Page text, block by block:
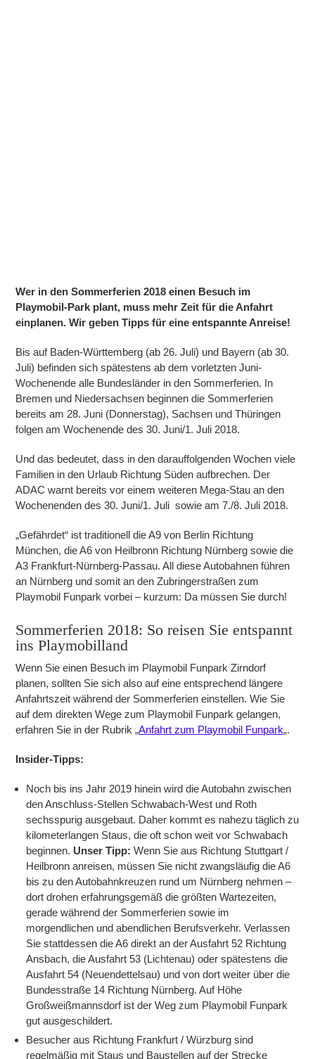
Wer in den Sommerferien 2018 einen Besuch im
Playmobil-Park plant, muss mehr Zeit für die Anfahrt
einplanen. Wir geben Tipps für eine entspannte Anreise!
Bis auf Baden-Württemberg (ab 26. Juli) und Bayern (ab 30.
Juli) befinden sich spätestens ab dem vorletzten Juni-
Wochenende alle Bundesländer in den Sommerferien. In
Bremen und Niedersachsen beginnen die Sommerferien
bereits am 28. Juni (Donnerstag), Sachsen und Thüringen
folgen am Wochenende des 30. Juni/1. Juli 2018.
Und das bedeutet, dass in den darauffolgenden Wochen viele
Familien in den Urlaub Richtung Süden aufbrechen. Der
ADAC warnt bereits vor einem weiteren Mega-Stau an den
Wochenenden des 30. Juni/1. Juli sowie am 7./8. Juli 2018.
„Gefährdet“ ist traditionell die A9 von Berlin Richtung
München, die A6 von Heilbronn Richtung Nürnberg sowie die
A3 Frankfurt-Nürnberg-Passau. All diese Autobahnen führen
an Nürnberg und somit an den Zubringerstraßen zum
Playmobil Funpark vorbei – kurzum: Da müssen Sie durch!
Sommerferien 2018: So reisen Sie entspannt
ins Playmobilland
Wenn Sie einen Besuch im Playmobil Funpark Zirndorf
planen, sollten Sie sich also auf eine entsprechend längere
Anfahrtszeit während der Sommerferien einstellen. Wie Sie
auf dem direkten Wege zum Playmobil Funpark gelangen,
erfahren Sie in der Rubrik „Anfahrt zum Playmobil Funpark„.
Insider-Tipps:
Noch bis ins Jahr 2019 hinein wird die Autobahn zwischen
den Anschluss-Stellen Schwabach-West und Roth
sechsspurig ausgebaut. Daher kommt es nahezu täglich zu
kilometerlangen Staus, die oft schon weit vor Schwabach
beginnen. Unser Tipp: Wenn Sie aus Richtung Stuttgart /
Heilbronn anreisen, müssen Sie nicht zwangsläufig die A6
bis zu den Autobahnkreuzen rund um Nürnberg nehmen –
dort drohen erfahrungsgemäß die größten Wartezeiten,
gerade während der Sommerferien sowie im
morgendlichen und abendlichen Berufsverkehr. Verlassen
Sie stattdessen die A6 direkt an der Ausfahrt 52 Richtung
Ansbach, die Ausfahrt 53 (Lichtenau) oder spätestens die
Ausfahrt 54 (Neuendettelsau) und von dort weiter über die
Bundesstraße 14 Richtung Nürnberg. Auf Höhe
Großweißmannsdorf ist der Weg zum Playmobil Funpark
gut ausgeschildert.
Besucher aus Richtung Frankfurt / Würzburg sind
regelmäßig mit Staus und Baustellen auf der Strecke